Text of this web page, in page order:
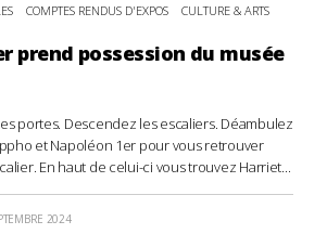
COMPTES RENDUS D'EXPOS CULTURE & ARTS
prend possession du musée
portes. Descendez les escaliers. Déambulez
et Napoléon 1er pour vous retrouver
En haut de celui-ci vous trouvez Harriet...
2024